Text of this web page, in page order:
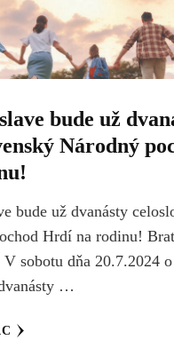
bude už
Národný
bude už dvanásty
Hrdí na rodinu!
sobotu dňa 20.7.2024
…